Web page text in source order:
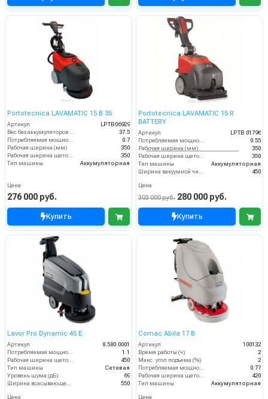
Portotecnica LAVAMATIC 15 B 35
Артикул
LPTB06929
Вес без аккумуляторов (кг)
37.5
Потребляемая мощность (кВт)
0.7
Рабочая ширина (мм)
350
Рабочая ширина щеток (мм)
350
Тип машины
Аккумуляторная
Цена
276 000 руб.
Купить
Portotecnica LAVAMATIC 15 R
BATTERY
Артикул
LPTB 01796
Потребляемая мощность (кВт)
0.55
Рабочая ширина (мм)
350
Рабочая ширина щеток (мм)
350
Тип машины
Аккумуляторная
Ширина вакуумной чистки (мм)
450
Цена
303 000 руб. 280 000 руб.
Купить
Lavor Pro Dynamic 45 E
Артикул
8.580.0001
1.1
450
Тип машины
Сетевая
Уровень шума (дБ)
69
550
Цена
Comac Abila 17 B
Артикул
100132
Время работы (ч)
2
Макс. угол подъема (%)
2
0.77
420
Тип машины
Аккумуляторная
Цена